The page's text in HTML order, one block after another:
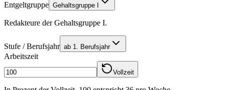
Entgeltgruppe Gehaltsgruppe I
Redakteure der Gehaltsgruppe I.
Stufe / Berufsjahr ab 1. Berufsjahr
Arbeitszeit
Vollzeit